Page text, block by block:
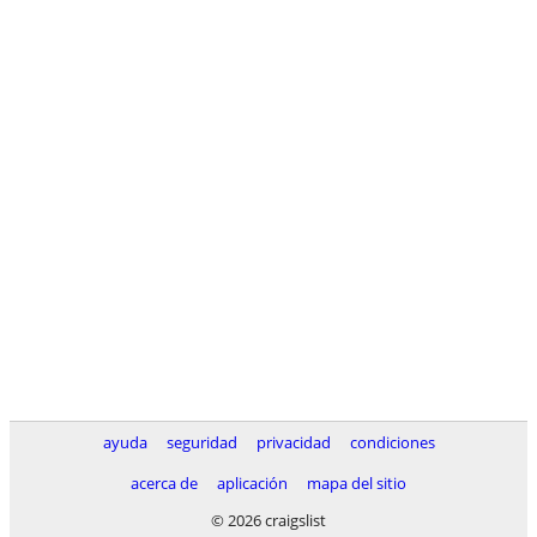
ayuda seguridad privacidad
condiciones
acerca de
aplicación
mapa del sitio
© 2026 craigslist